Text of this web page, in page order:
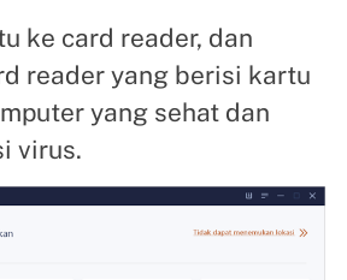
ke card reader, dan
reader yang berisi kartu
yang sehat dan
virus.